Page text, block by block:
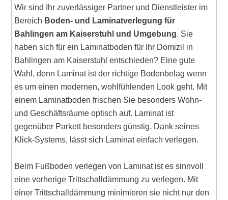
Wir sind Ihr zuverlässiger Partner und Dienstleister im
Bereich Boden- und Laminatverlegung für
Bahlingen am Kaiserstuhl und Umgebung. Sie
haben sich für ein Laminatboden für Ihr Domizil in
Bahlingen am Kaiserstuhl entschieden? Eine gute
Wahl, denn Laminat ist der richtige Bodenbelag wenn
es um einen modernen, wohlfühlenden Look geht. Mit
einem Laminatboden frischen Sie besonders Wohn-
und Geschäftsräume optisch auf. Laminat ist
gegenüber Parkett besonders günstig. Dank seines
Klick-Systems, lässt sich Laminat einfach verlegen.
Beim Fußboden verlegen von Laminat ist es sinnvoll
eine vorherige Trittschalldämmung zu verlegen. Mit
einer Trittschalldämmung minimieren sie nicht nur den